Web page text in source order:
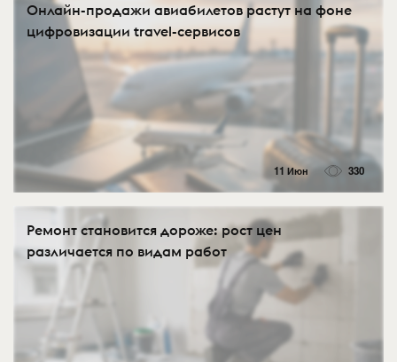
Онлайн-продажи авиабилетов растут на фоне
цифровизации travel-сервисов
11 Июн 330
Ремонт становится дороже: рост цен
различается по видам работ